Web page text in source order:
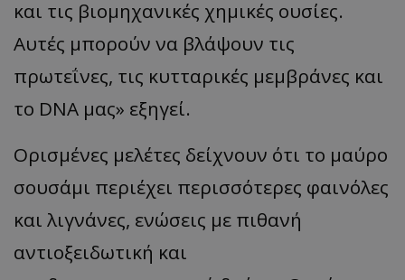
και τις βιομηχανικές χημικές ουσίες.
Αυτές μπορούν να βλάψουν τις
πρωτεΐνες, τις κυτταρικές μεμβράνες και
το DNA μας» εξηγεί.
Ορισμένες μελέτες δείχνουν ότι το μαύρο
σουσάμι περιέχει περισσότερες φαινόλες
και λιγνάνες, ενώσεις με πιθανή
αντιοξειδωτική και